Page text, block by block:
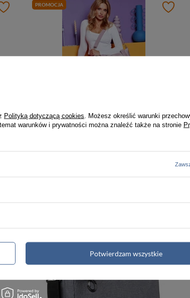
PROMOCJA
-5%
Polityką dotyczącą cookies . Możesz określić warunki
warunków i prywatności można znaleźć także na stronie
Potwierdzam wszystkie